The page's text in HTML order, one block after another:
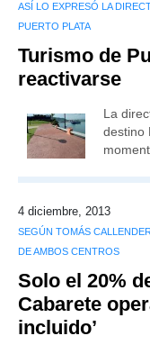
ASÍ LO EXPRESÓ LA
PUERTO PLATA
Turismo de
reactivarse
La
destino
4 diciembre, 2013
SEGÚN TOMÁS
DE AMBOS CENTROS
Solo el 20%
Cabarete
incluido’